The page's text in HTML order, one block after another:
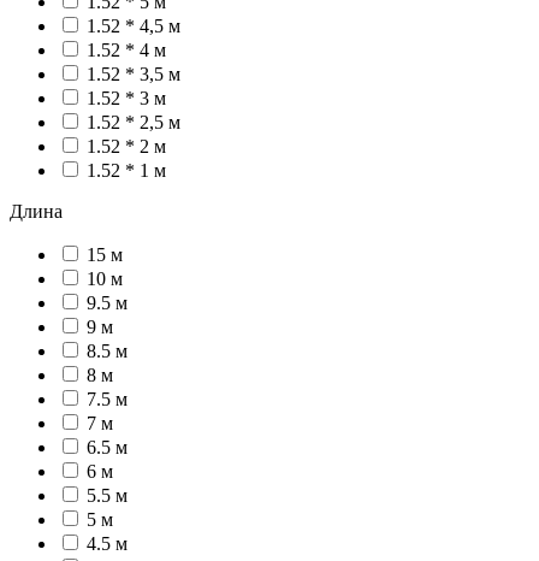
1.52 * 4,5 м
1.52 * 4 м
1.52 * 3,5 м
1.52 * 3 м
1.52 * 2,5 м
1.52 * 2 м
1.52 * 1 м
Длина
15 м
10 м
9.5 м
9 м
8.5 м
8 м
7.5 м
7 м
6.5 м
6 м
5.5 м
5 м
4.5 м